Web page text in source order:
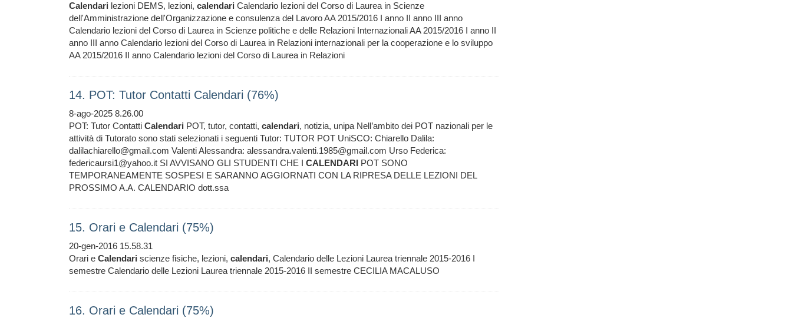
Calendari lezioni DEMS, lezioni, calendari Calendario lezioni del Corso di Laurea in Scienze
dell'Amministrazione dell'Organizzazione e consulenza del Lavoro AA 2015/2016 I anno II anno III anno
Calendario lezioni del Corso di Laurea in Scienze politiche e delle Relazioni Internazionali AA 2015/2016 I anno II
anno III anno Calendario lezioni del Corso di Laurea in Relazioni internazionali per la cooperazione e lo sviluppo
AA 2015/2016 II anno Calendario lezioni del Corso di Laurea in Relazioni
14. POT: Tutor Contatti Calendari (76%)
8-ago-2025 8.26.00
POT: Tutor Contatti Calendari POT, tutor, contatti, calendari, notizia, unipa Nell’ambito dei POT nazionali per le
attività di Tutorato sono stati selezionati i seguenti Tutor: TUTOR POT UniSCO: Chiarello Dalila:
dalilachiarello@gmail.com Valenti Alessandra: alessandra.valenti.1985@gmail.com Urso Federica:
federicaursi1@yahoo.it SI AVVISANO GLI STUDENTI CHE I CALENDARI POT SONO
TEMPORANEAMENTE SOSPESI E SARANNO AGGIORNATI CON LA RIPRESA DELLE LEZIONI DEL
PROSSIMO A.A. CALENDARIO dott.ssa
15. Orari e Calendari (75%)
20-gen-2016 15.58.31
Orari e Calendari scienze fisiche, lezioni, calendari, Calendario delle Lezioni Laurea triennale 2015-2016 I
semestre Calendario delle Lezioni Laurea triennale 2015-2016 II semestre CECILIA MACALUSO
16. Orari e Calendari (75%)